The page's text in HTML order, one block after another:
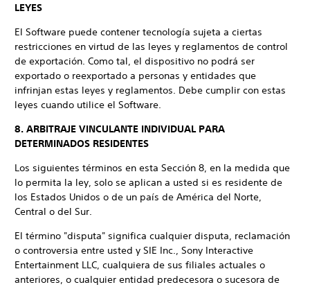
LEYES
El Software puede contener tecnología sujeta a ciertas
restricciones en virtud de las leyes y reglamentos de control
de exportación. Como tal, el dispositivo no podrá ser
exportado o reexportado a personas y entidades que
infrinjan estas leyes y reglamentos. Debe cumplir con estas
leyes cuando utilice el Software.
8. ARBITRAJE VINCULANTE INDIVIDUAL PARA
DETERMINADOS RESIDENTES
Los siguientes términos en esta Sección 8, en la medida que
lo permita la ley, solo se aplican a usted si es residente de
los Estados Unidos o de un país de América del Norte,
Central o del Sur.
El término "disputa" significa cualquier disputa, reclamación
o controversia entre usted y SIE Inc., Sony Interactive
Entertainment LLC, cualquiera de sus filiales actuales o
anteriores, o cualquier entidad predecesora o sucesora de